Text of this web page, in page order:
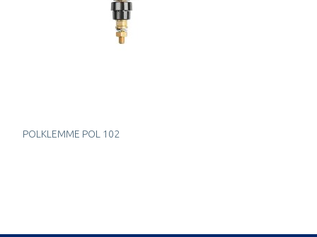
POLKLEMME POL 102